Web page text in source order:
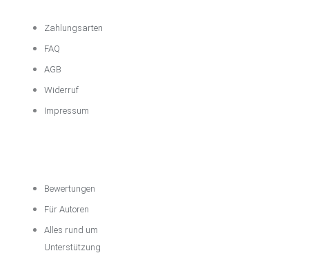
Zahlungsarten
FAQ
AGB
Widerruf
Impressum
Bewertungen
Für Autoren
Alles rund um
Unterstützung